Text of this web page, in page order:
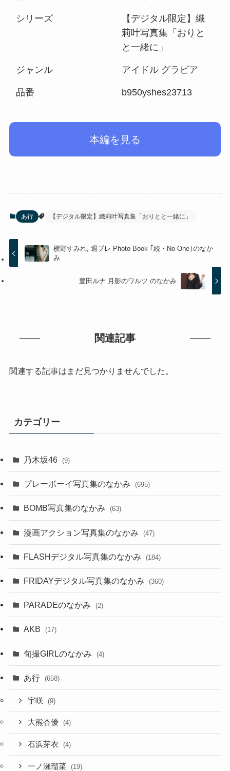
シリーズ
【デジタル限定】織
莉叶写真集「おりと
と一緒に」
ジャンル アイドル グラビア
品番 b950yshes23713
本編を見る
あ行 【デジタル限定】織莉叶写真集「おりとと一緒に」
横野すみれ, 週プレ Photo Book ｢続・No One｣のなか
み
豊田ルナ 月影のワルツ のなかみ
関連記事
関連する記事はまだ見つかりませんでした。
カテゴリー
乃木坂46 (9)
プレーボーイ写真集のなかみ (695)
BOMB写真集のなかみ (63)
漫画アクション写真集のなかみ (47)
FLASHデジタル写真集のなかみ (184)
FRIDAYデジタル写真集のなかみ (360)
PARADEのなかみ (2)
AKB (17)
旬撮GIRLのなかみ (4)
あ行 (658)
宇咲 (9)
大熊杏優 (4)
石浜芽衣 (4)
一ノ瀬瑠菜 (19)